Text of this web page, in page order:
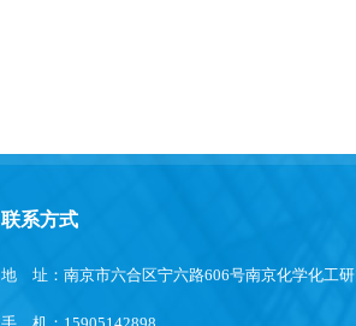
联系方式
地 址：南京市六合区宁六路606号南京化学化